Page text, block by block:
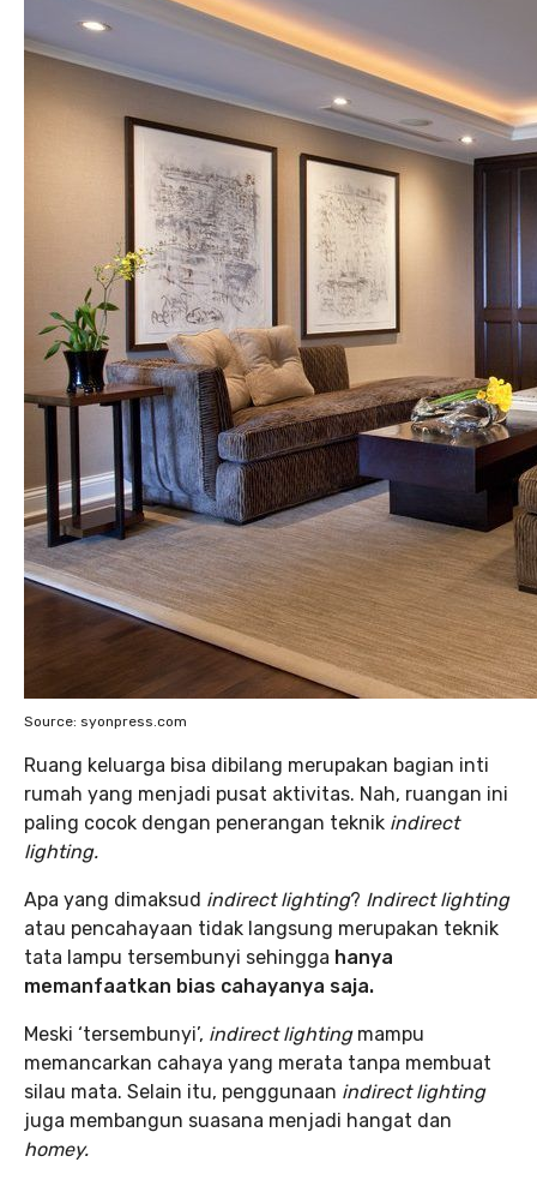
Source: syonpress.com
Ruang keluarga bisa dibilang merupakan bagian inti
rumah yang menjadi pusat aktivitas. Nah, ruangan ini
paling cocok dengan penerangan teknik indirect
lighting.
Apa yang dimaksud indirect lighting? Indirect lighting
atau pencahayaan tidak langsung merupakan teknik
tata lampu tersembunyi sehingga hanya
memanfaatkan bias cahayanya saja.
Meski ‘tersembunyi’, indirect lighting mampu
memancarkan cahaya yang merata tanpa membuat
silau mata. Selain itu, penggunaan indirect lighting
juga membangun suasana menjadi hangat dan
homey.